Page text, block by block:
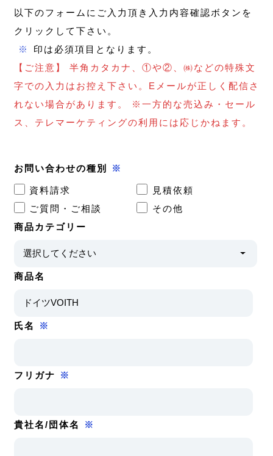
以下のフォームにご入力頂き入力内容確認ボタンを
クリックして下さい。
※
印は必須項目となります。
【ご注意】 半角カタカナ、①や②、㈱などの特殊文
字での入力はお控え下さい。Eメールが正しく配信さ
れない場合があります。 ※一方的な売込み・セール
ス、テレマーケティングの利用には応じかねます。
お問い合わせの種別 ※
資料請求
見積依頼
ご質問・ご相談
その他
商品カテゴリー
商品名
氏名 ※
フリガナ ※
貴社名/団体名 ※